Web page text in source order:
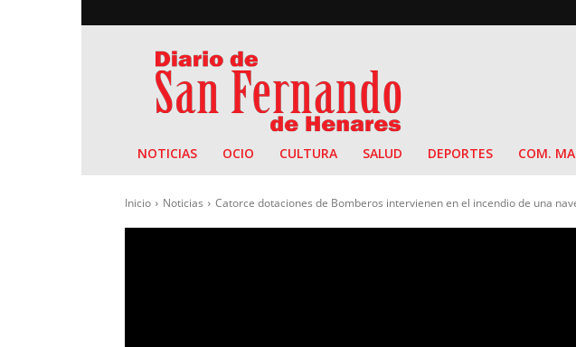
Diario
de
San
NOTICIAS OCIO CULTURA SALUD DEPORTES COM.
Inicio Noticias Catorce dotaciones de Bomberos intervienen en el incendio de una